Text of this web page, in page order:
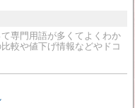
専門用語が多くてよくわか
較や値下げ情報などやドコ